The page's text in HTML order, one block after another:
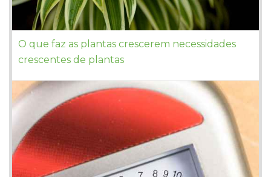
O que faz as plantas crescerem necessidades
crescentes de plantas